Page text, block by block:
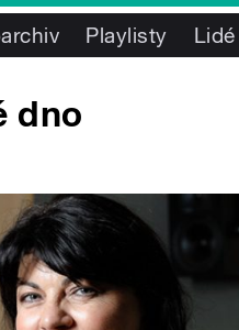
Playlisty Lidé
dno